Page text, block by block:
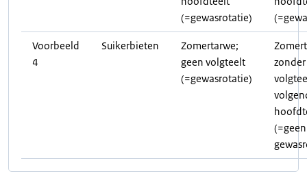
(=gewasrotatie)
Voorbeeld
4
Suikerbieten
Zomertarwe;
geen volgteelt
(=gewasrotatie)
zonder
(=geen